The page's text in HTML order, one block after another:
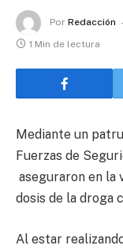
Por Redacción
1 Min de lectura
Mediante un
Fuerzas de
aseguraron en la
dosis de la droga
Al estar